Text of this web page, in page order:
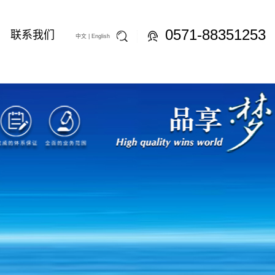
联系我们 中文 | English 0571-88351253